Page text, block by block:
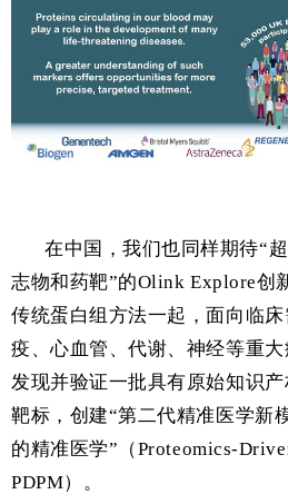
在中国，我们也同样期待“
志物和药靶”的Olink Explore创
传统蛋白组方法一起，面向临
疫、心血管、代谢、神经等重大
发现并验证一批具有原始知识
靶标，创建“第二代精准医学新
的精准医学”（Proteomics-
PDPM）。